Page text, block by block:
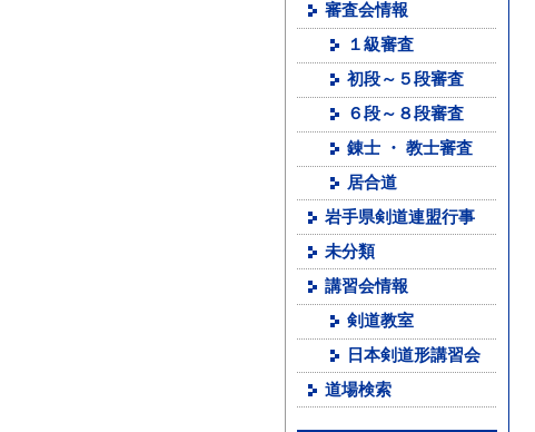
審査会情報
１級審査
初段～５段審査
６段～８段審査
錬士 ・ 教士審査
居合道
岩手県剣道連盟行事
未分類
講習会情報
剣道教室
日本剣道形講習会
道場検索